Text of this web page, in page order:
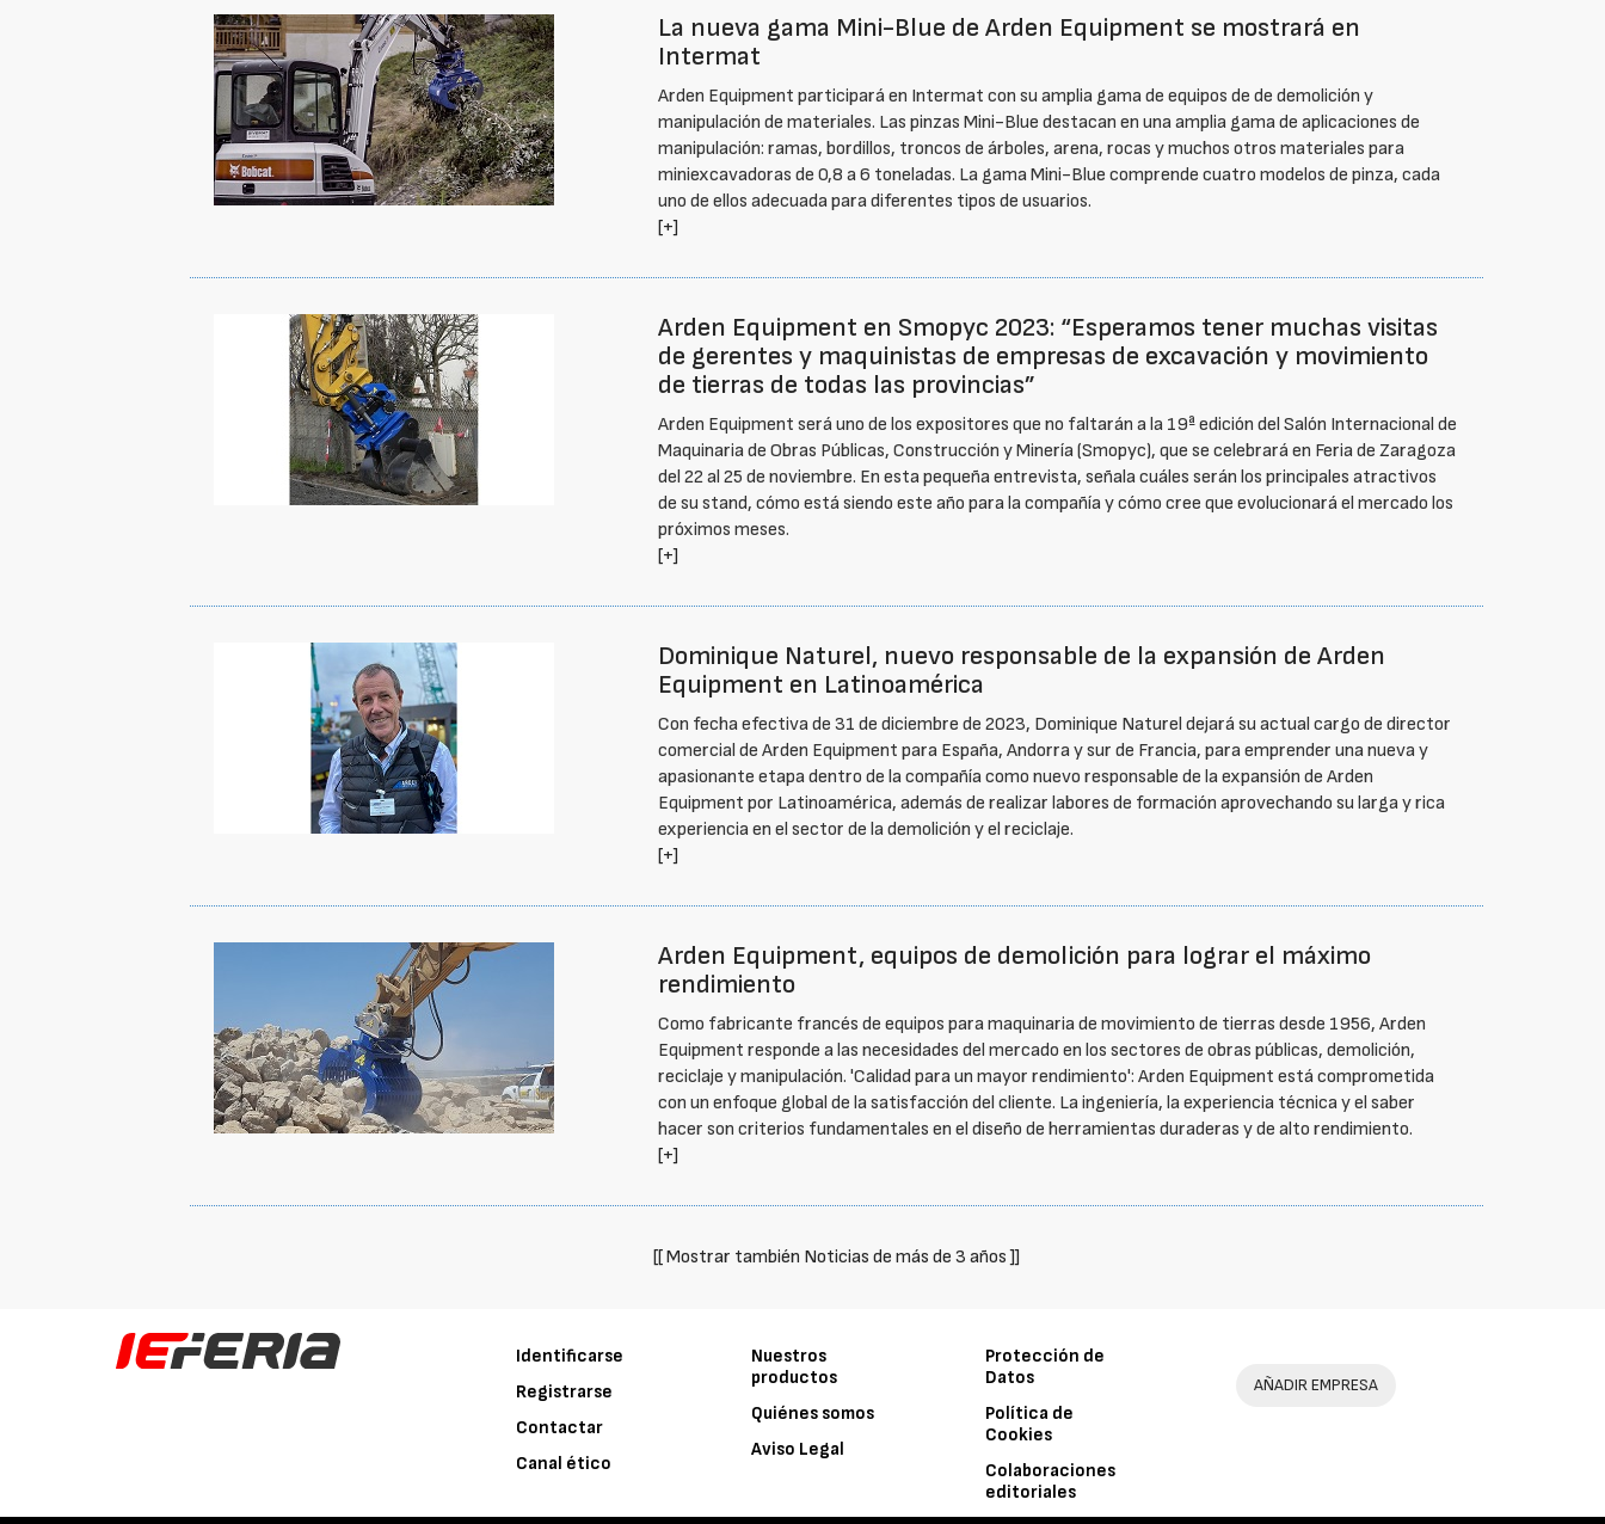
La nueva gama Mini-Blue de Arden Equipment se mostrará en
Intermat
Arden Equipment participará en Intermat con su amplia gama de equipos de de demolición y
manipulación de materiales. Las pinzas Mini-Blue destacan en una amplia gama de aplicaciones de
manipulación: ramas, bordillos, troncos de árboles, arena, rocas y muchos otros materiales para
miniexcavadoras de 0,8 a 6 toneladas. La gama Mini-Blue comprende cuatro modelos de pinza, cada
uno de ellos adecuada para diferentes tipos de usuarios.
[+]
Arden Equipment en Smopyc 2023: “Esperamos tener muchas visitas
de gerentes y maquinistas de empresas de excavación y movimiento
de tierras de todas las provincias”
Arden Equipment será uno de los expositores que no faltarán a la 19ª edición del Salón Internacional de
Maquinaria de Obras Públicas, Construcción y Minería (Smopyc), que se celebrará en Feria de Zaragoza
del 22 al 25 de noviembre. En esta pequeña entrevista, señala cuáles serán los principales atractivos
de su stand, cómo está siendo este año para la compañía y cómo cree que evolucionará el mercado los
próximos meses.
[+]
Dominique Naturel, nuevo responsable de la expansión de Arden
Equipment en Latinoamérica
Con fecha efectiva de 31 de diciembre de 2023, Dominique Naturel dejará su actual cargo de director
comercial de Arden Equipment para España, Andorra y sur de Francia, para emprender una nueva y
apasionante etapa dentro de la compañía como nuevo responsable de la expansión de Arden
Equipment por Latinoamérica, además de realizar labores de formación aprovechando su larga y rica
experiencia en el sector de la demolición y el reciclaje.
[+]
Arden Equipment, equipos de demolición para lograr el máximo
rendimiento
Como fabricante francés de equipos para maquinaria de movimiento de tierras desde 1956, Arden
Equipment responde a las necesidades del mercado en los sectores de obras públicas, demolición,
reciclaje y manipulación. 'Calidad para un mayor rendimiento': Arden Equipment está comprometida
con un enfoque global de la satisfacción del cliente. La ingeniería, la experiencia técnica y el saber
hacer son criterios fundamentales en el diseño de herramientas duraderas y de alto rendimiento.
[+]
[[ Mostrar también Noticias de más de 3 años ]]
Identificarse
Registrarse
Contactar
Canal ético
Nuestros
productos
Quiénes somos
Aviso Legal
Protección de
Datos
Política de
Cookies
Colaboraciones
editoriales
AÑADIR EMPRESA